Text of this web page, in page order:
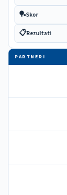
🏓Skor
📋Rezultati
PARTNERI